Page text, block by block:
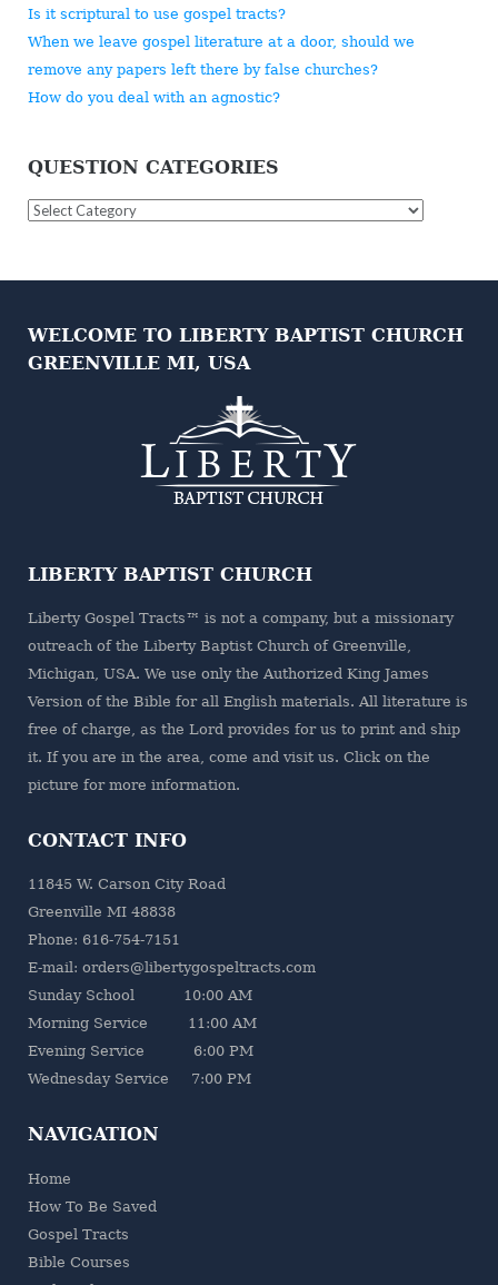
Is it scriptural to use gospel tracts?
When we leave gospel literature at a door, should we
remove any papers left there by false churches?
How do you deal with an agnostic?
QUESTION CATEGORIES
Question
WELCOME TO LIBERTY BAPTIST CHURCH
GREENVILLE MI, USA
LIBERTY BAPTIST CHURCH
Liberty Gospel Tracts™ is not a company, but a missionary
outreach of the Liberty Baptist Churchof Greenville,
Michigan, USA. We use only the Authorized King James
Version of the Bible for all English materials. All literature is
free of charge, as the Lord provides for us to print and ship
it. If you are in the area, come and visit us. Click on the
picture for more information.
CONTACT INFO
11845 W. Carson City Road
Greenville MI 48838
Phone: 616-754-7151
E-mail: orders@libertygospeltracts.com
Sunday School 10:00 AM
Morning Service 11:00 AM
Evening Service 6:00 PM
Wednesday Service 7:00 PM
NAVIGATION
Home
How To Be Saved
Gospel Tracts
Bible Courses